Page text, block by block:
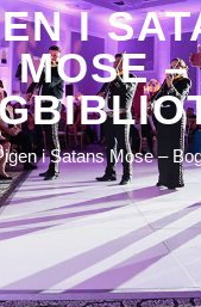
I
MOSE –
i Satans Mose –